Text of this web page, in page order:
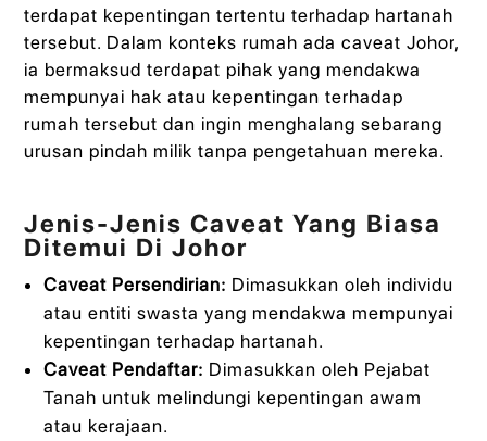
terdapat kepentingan tertentu terhadap hartanah
tersebut. Dalam konteks rumah ada caveat Johor,
ia bermaksud terdapat pihak yang mendakwa
mempunyai hak atau kepentingan terhadap
rumah tersebut dan ingin menghalang sebarang
urusan pindah milik tanpa pengetahuan mereka.
Jenis-Jenis Caveat Yang Biasa
Ditemui Di Johor
Caveat Persendirian: Dimasukkan oleh individu
atau entiti swasta yang mendakwa mempunyai
kepentingan terhadap hartanah.
Caveat Pendaftar: Dimasukkan oleh Pejabat
Tanah untuk melindungi kepentingan awam
atau kerajaan.